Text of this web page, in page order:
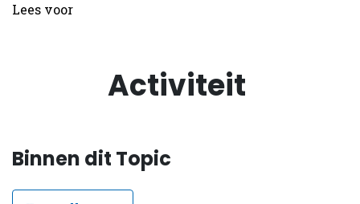
Lees voor
Activiteit
Binnen dit Topic